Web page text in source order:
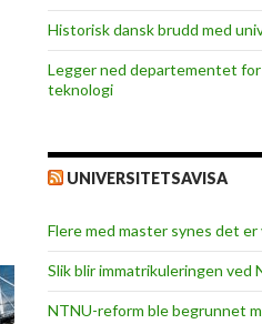
Historisk dansk brudd med
Legger ned departementet
teknologi
UNIVERSITETSAVISA
Flere med master synes det er
Slik blir immatrikuleringen ved
NTNU-reform ble begrunnet